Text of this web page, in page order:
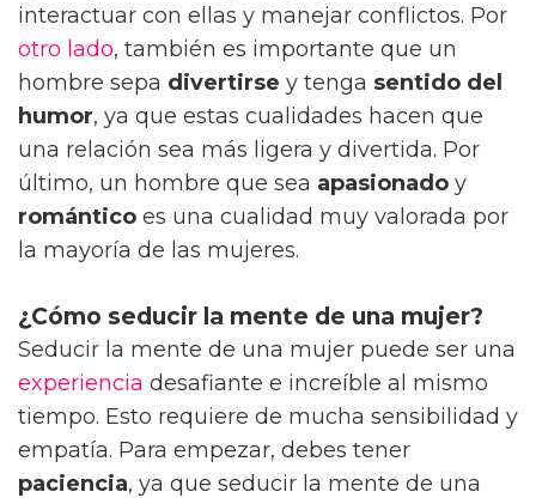
interactuar con ellas y manejar conflictos. Por
otro lado, también es importante que un
hombre sepa divertirse y tenga sentido del
humor, ya que estas cualidades hacen que
una relación sea más ligera y divertida. Por
último, un hombre que sea apasionado y
romántico es una cualidad muy valorada por
la mayoría de las mujeres.
¿Cómo seducir la mente de una mujer?
Seducir la mente de una mujer puede ser una
experiencia desafiante e increíble al mismo
tiempo. Esto requiere de mucha sensibilidad y
empatía. Para empezar, debes tener
paciencia, ya que seducir la mente de una